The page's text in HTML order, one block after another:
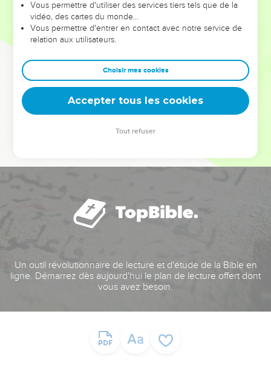
et les saisons difficiles qu'ils ont traversés, alors même que ce
sont elles qui les ont façonnés.
Dans cette conférence, leaders, entrepreneurs, et responsables
clés pour avancer avec plus de sagesse afin que leurs erreurs
deviennent vos tremplins. Que vous guidiez un ministère, une
équipe, un groupe ou une famille, leur expérience est faite
Un outil révolutionnaire de lecture et d'étude de la Bible en
ligne. Démarrez dès aujourd'hui le plan de lecture offert dont
vous avez besoin.
Vous permettre d'utiliser des services tiers tels que de la
vidéo, des cartes du monde…
Vous permettre d'entrer en contact avec notre service de
relation aux utilisateurs.
Choisir mes cookies
Accepter tous les cookies
Tout refuser